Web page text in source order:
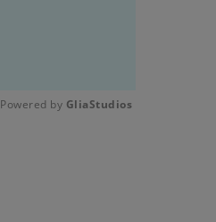
Powered by GliaStudios